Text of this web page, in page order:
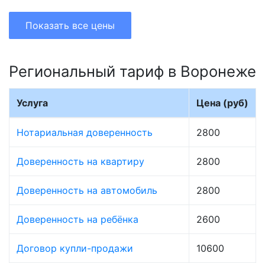
Показать все цены
Региональный тариф в Воронеже
Услуга Цена (руб)
Нотариальная доверенность 2800
Доверенность на квартиру 2800
Доверенность на автомобиль 2800
Доверенность на ребёнка 2600
Договор купли-продажи 10600